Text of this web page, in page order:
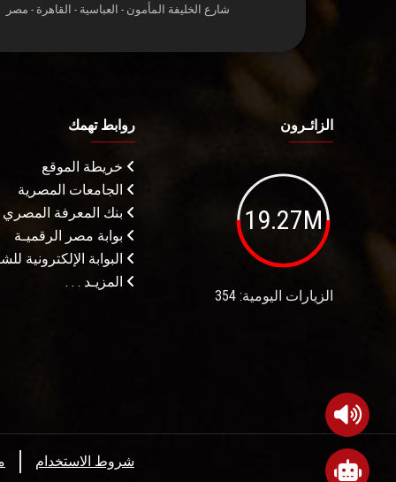
شارع الخليفة المأمون - العباسية - القاهرة - مصر
الزائـرون
19.27M
الزيارات اليومية: 354
روابط تهمك
خريطة الموقع
الجامعات المصرية
بنك المعرفة المصري
بوابة مصر الرقميـة
البوابة الإلكترونية
المزيـد . . .
شروط الاستخدام